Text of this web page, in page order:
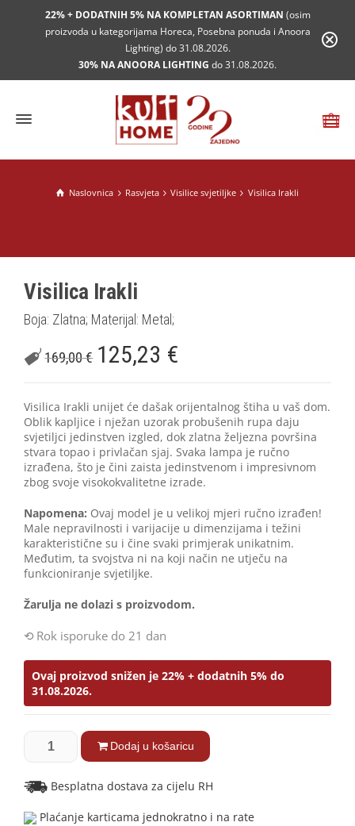
22% + DODATNIH 5% NA KOMPLETAN ASORTIMAN (osim
proizvoda u kategorijama Horeca, Posebna ponuda i Anoora
Lighting) do 31.08.2026.
30% NA ANOORA LIGHTING do 31.08.2026.
Naslovnica Rasvjeta Visilice svjetiljke Visilica Irakli
Visilica Irakli
Boja: Zlatna; Materijal: Metal;
169,00€ 125,23 €
Visilica Irakli unijet će dašak orijentalnog štiha u vaš dom.
Oblik kapljice i nježan uzorak probušenih rupa daju
svjetiljci jedinstven izgled, dok zlatna željezna površina
stvara topao i privlačan sjaj. Svaka lampa je ručno
izrađena, što je čini zaista jedinstvenom i impresivnom
zbog svoje visokokvalitetne izrade.
Napomena: Ovaj model je u velikoj mjeri ručno izrađen!
Male nepravilnosti i varijacije u dimenzijama i težini
karakteristične su i čine svaki primjerak unikatnim.
Međutim, ta svojstva ni na koji način ne utječu na
funkcioniranje svjetiljke.
Žarulja ne dolazi s proizvodom.
Rok isporuke do 21 dan
Ovaj proizvod snižen je 22% + dodatnih 5% do
31.08.2026.
Dodaj u košaricu
Besplatna dostava za cijelu RH
Plaćanje karticama jednokratno i na rate